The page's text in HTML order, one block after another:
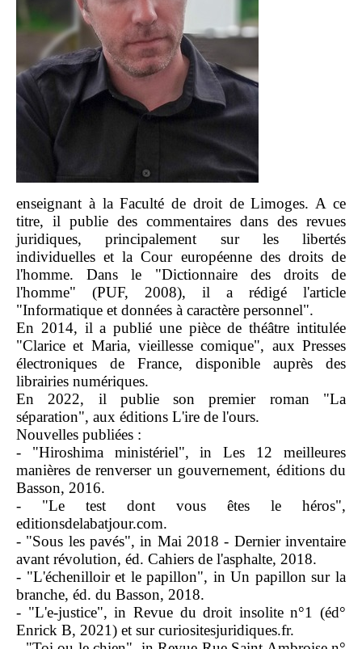
enseignant à la Faculté de droit de Limoges. A ce
titre, il publie des commentaires dans des revues
juridiques, principalement sur les libertés
individuelles et la Cour européenne des droits de
l'homme. Dans le "Dictionnaire des droits de
l'homme" (PUF, 2008), il a rédigé l'article
"Informatique et données à caractère personnel".
En 2014, il a publié une pièce de théâtre intitulée
"Clarice et Maria, vieillesse comique", aux Presses
électroniques de France, disponible auprès des
librairies numériques.
En 2022, il publie son premier roman "La
séparation", aux éditions L'ire de l'ours.
Nouvelles publiées :
- "Hiroshima ministériel", in Les 12 meilleures
manières de renverser un gouvernement, éditions du
Basson, 2016.
- "Le test dont vous êtes le héros",
editionsdelabatjour.com.
- "Sous les pavés", in Mai 2018 - Dernier inventaire
avant révolution, éd. Cahiers de l'asphalte, 2018.
- "L'échenilloir et le papillon", in Un papillon sur la
branche, éd. du Basson, 2018.
- "L'e-justice", in Revue du droit insolite n°1 (éd°
Enrick B, 2021) et sur curiositesjuridiques.fr.